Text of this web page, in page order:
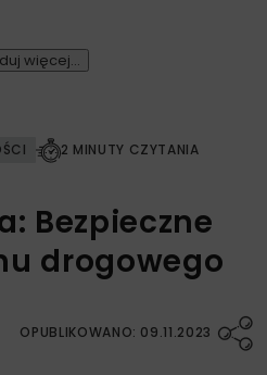
więcej...
2 MINUTY CZYTANIA
Bezpieczne
drogowego
OPUBLIKOWANO: 09.11.2023